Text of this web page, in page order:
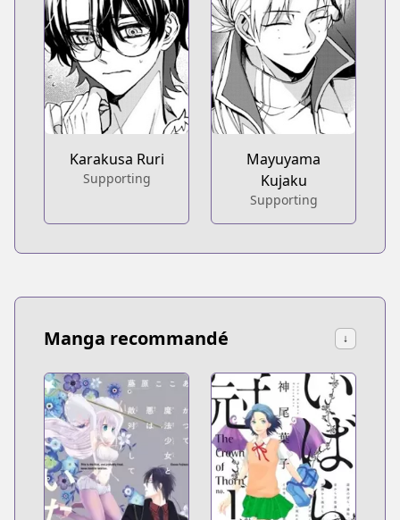
Karakusa Ruri
Supporting
Mayuyama
Kujaku
Supporting
Manga recommandé ↓